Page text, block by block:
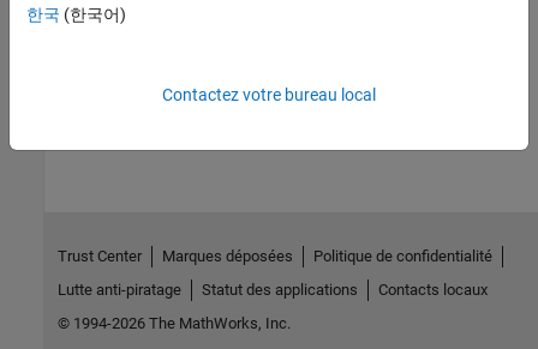
You can generate Structured Text for a fuzzy inference system
How useful was this information?
한국 (한국어)
Contactez votre bureau local
Trust Center Marques déposées
Politique de confidentialité
Lutte anti-piratage
Statut des applications
Contacts locaux
© 1994-2026 The MathWorks, Inc.